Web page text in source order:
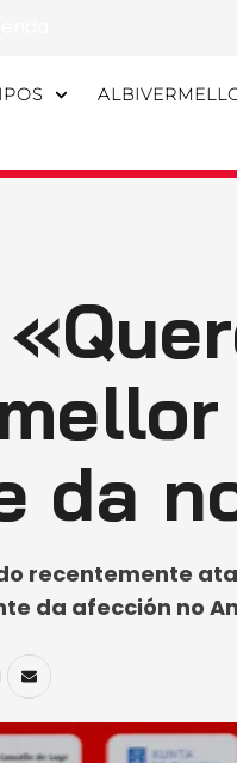
da
recentemente
da afección no